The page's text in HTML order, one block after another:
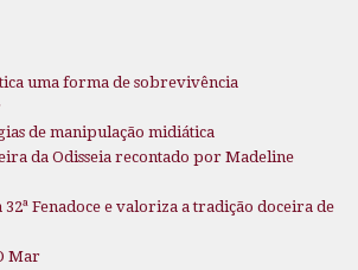
uma forma de sobrevivência
de manipulação midiática
da Odisseia recontado por Madeline
Fenadoce e valoriza a tradição doceira de
Mar